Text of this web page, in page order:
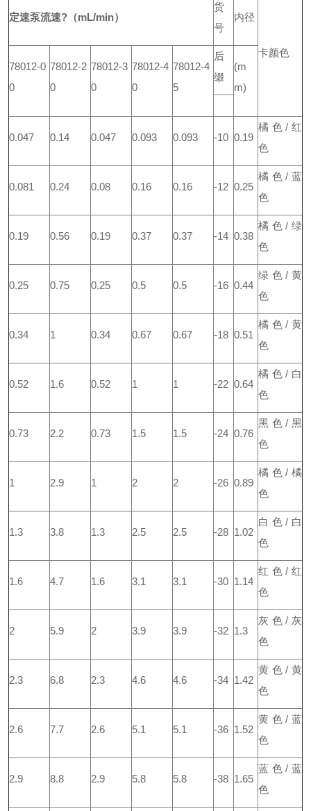
定速泵流速?（mL/min）
货
号
内径
卡颜色
78012-0
0
78012-2
0
78012-3
0
78012-4
0
78012-4
5
后
缀
(m
m)
0.047 0.14 0.047 0.093 0.093 -10 0.19
橘色/红
色
0.081 0.24 0.08 0.16 0.16 -12 0.25
橘色/蓝
色
0.19 0.56 0.19 0.37 0.37 -14 0.38
橘色/绿
色
0.25 0.75 0.25 0.5 0.5 -16 0.44
绿色/黄
色
0.34 1 0.34 0.67 0.67 -18 0.51
橘色/黄
色
0.52 1.6 0.52 1 1 -22 0.64
橘色/白
色
0.73 2.2 0.73 1.5 1.5 -24 0.76
黑色/黑
色
1 2.9 1 2 2 -26 0.89
橘色/橘
色
1.3 3.8 1.3 2.5 2.5 -28 1.02
白色/白
色
1.6 4.7 1.6 3.1 3.1 -30 1.14
红色/红
色
2 5.9 2 3.9 3.9 -32 1.3
灰色/灰
色
2.3 6.8 2.3 4.6 4.6 -34 1.42
黄色/黄
色
2.6 7.7 2.6 5.1 5.1 -36 1.52
黄色/蓝
色
2.9 8.8 2.9 5.8 5.8 -38 1.65
蓝色/蓝
色